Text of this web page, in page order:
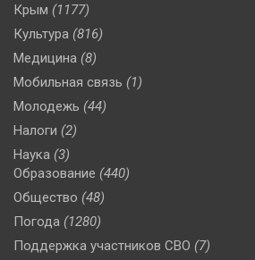
Крым (1177)
Культура (816)
Медицина (8)
Мобильная связь (1)
Молодежь (44)
Налоги (2)
Наука (3)
Образование (440)
Общество (48)
Погода (1280)
Поддержка участников СВО (7)